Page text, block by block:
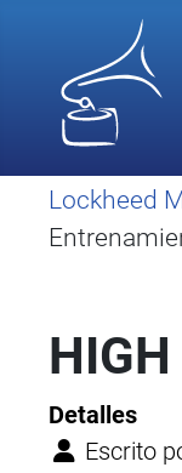
Lockheed
Detalles
Escrito